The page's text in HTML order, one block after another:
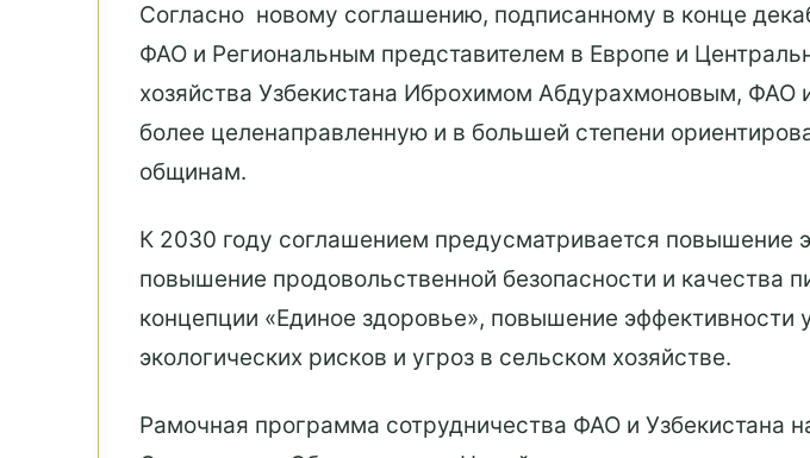
Согласно новому соглашению, подписанному в конце
ФАО и Региональным представителем в Европе и
хозяйства Узбекистана Иброхимом Абдурахмоновым, ФАО
более целенаправленную и в большей степени
общинам.
К 2030 году соглашением предусматривается повышение
повышение продовольственной безопасности и качества
концепции «Единое здоровье», повышение
экологических рисков и угроз в сельском хозяйстве.
Рамочная программа сотрудничества ФАО и Узбекистана